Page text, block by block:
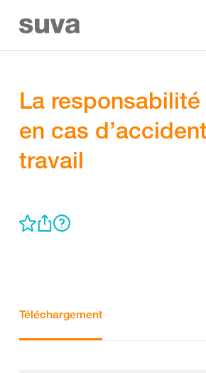
La
en cas
travail
Téléchargement